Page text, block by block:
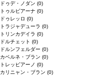
ドゥデ・ノダン (0)
トゥルビアーナ (0)
ドゥレッロ (0)
トラジャデューラ (0)
トリンカデイラ (0)
ドルチェット (0)
ドルンフェルダー (0)
カベルネ・ブラン (0)
トレッビアーノ (0)
カリニャン・ブラン (0)